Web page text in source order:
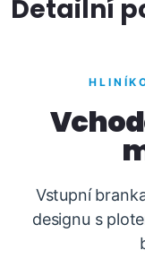
Detailní
Vstupní
designu s